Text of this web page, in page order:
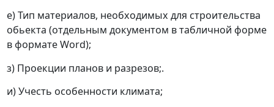
е) Тип материалов, необходимых для строительства
обьекта (отдельным документом в табличной форме
в формате Word);
з) Проекции планов и разрезов;.
и) Учесть особенности климата;